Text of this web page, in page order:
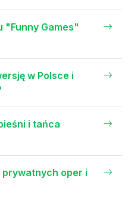
"Funny Games"
w Polsce i
i tańca
prywatnych oper i